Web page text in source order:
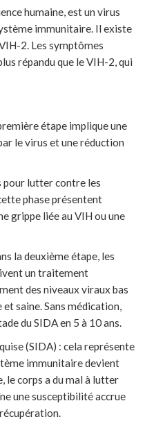
humaine, est un virus
immunitaire. Il existe
2. Les symptômes
répandu que le VIH-2, qui
étape implique une
le virus et une réduction
pour lutter contre les
phase présentent
grippe liée au VIH ou une
la deuxième étape, les
un traitement
des niveaux viraux bas
saine. Sans médication,
du SIDA en 5 à 10 ans.
(SIDA) : cela représente
immunitaire devient
le corps a du mal à lutter
une susceptibilité accrue